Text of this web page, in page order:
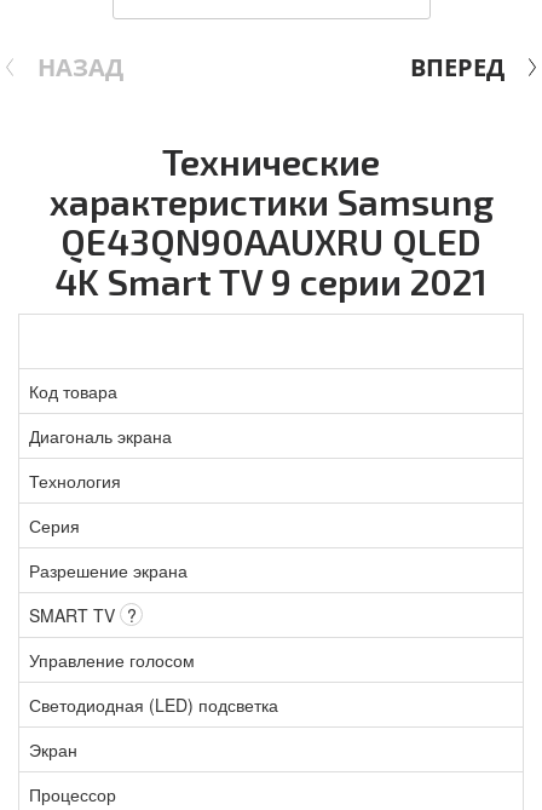
НАЗАД ВПЕРЕД
Технические
характеристики Samsung
QE43QN90AAUXRU QLED
4K Smart TV 9 серии 2021
Код товара
Диагональ экрана
Технология
Серия
Разрешение экрана
SMART TV ?
Управление голосом
Светодиодная (LED) подсветка
Экран
Процессор